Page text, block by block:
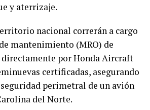
y aterrizaje.
nacional correrán a cargo
mantenimiento (MRO) de
directamente por Honda Aircraft
certificadas, asegurando
perimetral de un avión
del Norte.